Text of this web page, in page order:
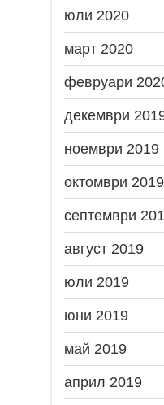
юли 2020
март 2020
февруари
декември
ноември 2019
октомври 2019
септември
август 2019
юли 2019
юни 2019
май 2019
април 2019